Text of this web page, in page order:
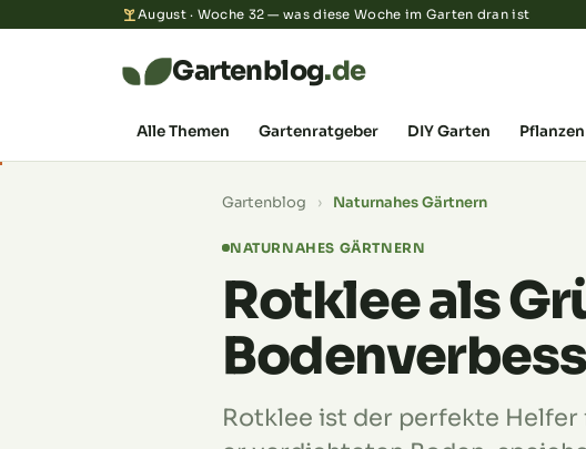
August · Woche 32 — was diese Woche im Garten dran ist
Gartenblog.de
Alle Themen Gartenratgeber DIY Garten Pflanzen
Gartenblog › Naturnahes Gärtnern
NATURNAHES GÄRTNERN
Rotklee als
Rotklee ist der perfekte